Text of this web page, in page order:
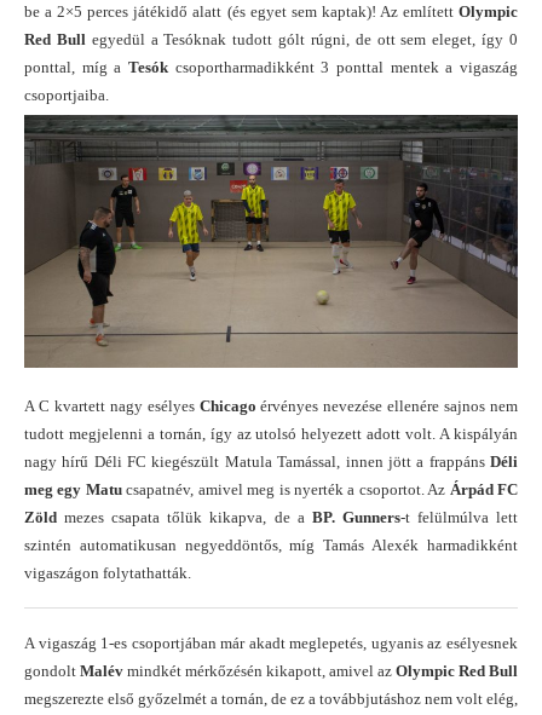
be a 2×5 perces játékidő alatt (és egyet sem kaptak)! Az említett Olympic
Red Bullegyedül a Tesóknak tudott gólt rúgni, de ott sem eleget, így 0
ponttal, míg a Tesók csoportharmadikként 3 ponttal mentek a vigaszág
csoportjaiba.
A C kvartett nagy esélyes Chicago érvényes nevezése ellenére sajnos nem
tudott megjelenni a tornán, így az utolsó helyezett adott volt. A kispályán
nagy hírű Déli FC kiegészült Matula Tamással, innen jött a frappáns Déli
meg egy Matucsapatnév, amivel meg is nyerték a csoportot. Az Árpád FC
Zöld mezes csapata tőlük kikapva, de a BP. Gunners-t felülmúlva lett
szintén automatikusan negyeddöntős, míg Tamás Alexék harmadikként
vigaszágon folytathatták.
A vigaszág 1-es csoportjában már akadt meglepetés, ugyanis az esélyesnek
gondolt Malév mindkét mérkőzésén kikapott, amivel az Olympic Red Bull
megszerezte első győzelmét a tornán, de ez a továbbjutáshoz nem volt elég,